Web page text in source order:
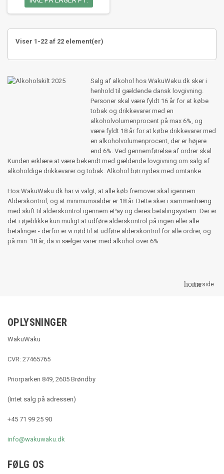
Viser 1-22 af 22 element(er)
Salg af alkohol hos WakuWaku.dk sker i
henhold til gældende dansk lovgivning.
Personer skal være fyldt 16 år for at købe
tobak og drikkevarer med en
alkoholvolumenprocent på max 6%, og
være fyldt 18 år for at købe drikkevarer med
en alkoholvolumenprocent, der er højere
end 6%. Ved gennemførelse af ordrer skal
Kunden erklære at være bekendt med gældende lovgivning om salg af
alkoholdige drikkevarer og tobak. Alkohol bør nydes med omtanke.
Hos WakuWaku.dk har vi valgt, at alle køb fremover skal igennem
Alderskontrol, og at minimumsalder er 18 år. Dette sker i sammenhæng
med skift til alderskontrol igennem ePay og deres betalingsystem. Der er
det i øjeblikke kun muligt at udføre alderskontrol på ingen eller alle
betalinger - derfor er vi nød til at udføre alderskontrol for alle ordrer, og
på min. 18 år, da vi sælger varer med alkohol over 6%.
homeForside
OPLYSNINGER
WakuWaku
CVR: 27465765
Priorparken 849, 2605 Brøndby
(Intet salg på adressen)
+45 71 99 25 90
info@wakuwaku.dk
FØLG OS